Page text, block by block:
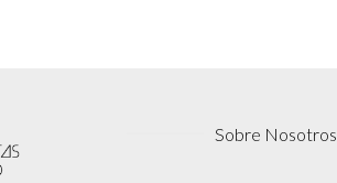
Sobre Nosotros